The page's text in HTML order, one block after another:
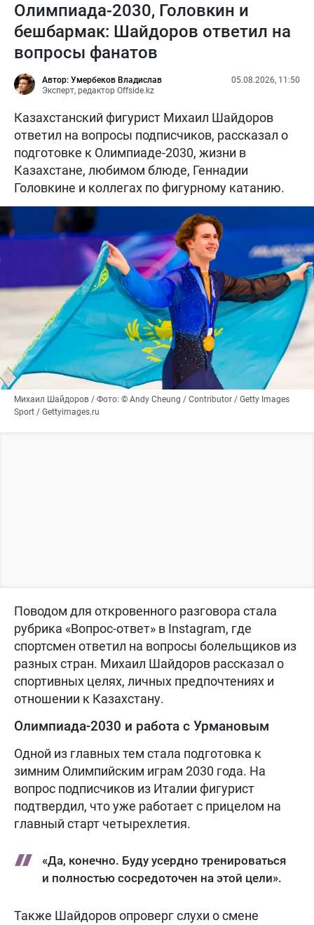
Олимпиада-2030, Головкин и
бешбармак: Шайдоров ответил на
вопросы фанатов
Автор: Умербеков Владислав
Эксперт, редактор Offside.kz
05.08.2026, 11:50
Казахстанский фигурист Михаил Шайдоров
ответил на вопросы подписчиков, рассказал о
подготовке к Олимпиаде-2030, жизни в
Казахстане, любимом блюде, Геннадии
Головкине и коллегах по фигурному катанию.
Михаил Шайдоров / Фото: © Andy Cheung / Contributor / Getty Images
Sport / Gettyimages.ru
Поводом для откровенного разговора стала
рубрика «Вопрос-ответ» в Instagram, где
спортсмен ответил на вопросы болельщиков из
разных стран. Михаил Шайдоров рассказал о
спортивных целях, личных предпочтениях и
отношении к Казахстану.
Олимпиада-2030 и работа с Урмановым
Одной из главных тем стала подготовка к
зимним Олимпийским играм 2030 года. На
вопрос подписчиков из Италии фигурист
подтвердил, что уже работает с прицелом на
главный старт четырехлетия.
«Да, конечно. Буду усердно тренироваться
и полностью сосредоточен на этой цели».
Также Шайдоров опроверг слухи о смене